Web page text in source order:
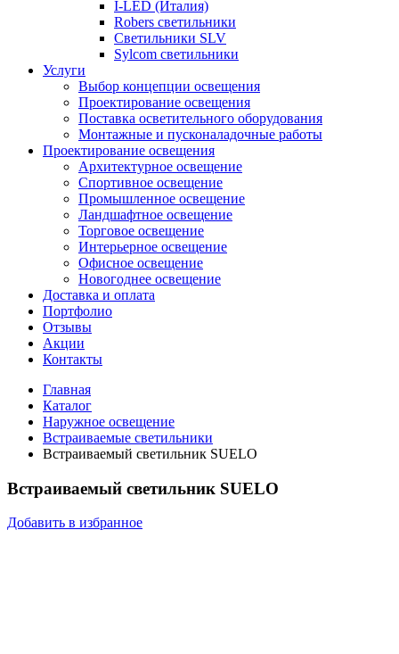
I-LED (Италия)
Robers светильники
Светильники SLV
Sylcom светильники
Услуги
Выбор концепции освещения
Проектирование освещения
Поставка осветительного оборудования
Монтажные и пусконаладочные работы
Проектирование освещения
Архитектурное освещение
Спортивное освещение
Промышленное освещение
Ландшафтное освещение
Торговое освещение
Интерьерное освещение
Офисное освещение
Новогоднее освещение
Доставка и оплата
Портфолио
Отзывы
Акции
Контакты
Главная
Каталог
Наружное освещение
Встраиваемые светильники
Встраиваемый светильник SUELO
Встраиваемый светильник SUELO
Добавить в избранное